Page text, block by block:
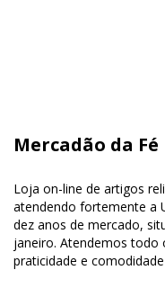
Mercadão da Fé
Loja on-line de artigos
atendendo fortemente a
dez anos de mercado,
janeiro. Atendemos
praticidade e